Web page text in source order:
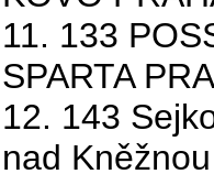
11. 133
SPARTA
12. 143
nad